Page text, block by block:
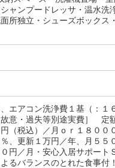
ャンプードレッサ・温水
所独立・シューズボック
エアコン洗浄費１基（：１
意・過失等別途実費］ 定
（税込）／月ｏｒ１８０
、更新１万円／年、月５
円／月・安心入居サポート
るバランスのとれた食事付